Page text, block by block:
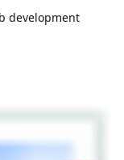
development